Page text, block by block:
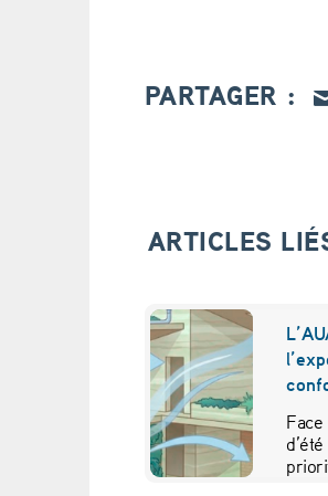
b
u
e
s
’
e
PARTAGER :
ARTICLES